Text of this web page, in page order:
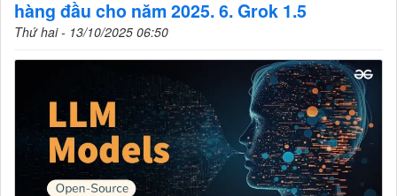
hàng đầu cho năm 2025. 6. Grok 1.5
Thứ hai - 13/10/2025 06:50